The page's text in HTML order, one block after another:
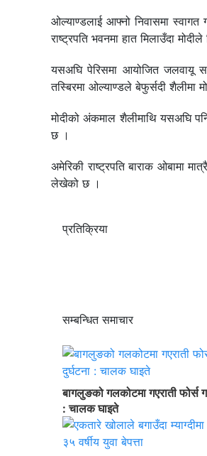
ओल्याण्डलाई आफ्नो निवासमा
राष्ट्रपति भवनमा हात मिलाउँदा
यसअघि पेरिसमा आयोजित जलवायू
तस्बिरमा ओल्याण्डले बेफुर्सदी शैलीमा
मोदीको अंकमाल शैलीमाथि यसअघि
छ ।
अमेरिकी राष्ट्रपति बाराक ओबामा
लेखेको छ ।
प्रतिक्रिया
सम्बन्धित समाचार
बागलुङको गलकोटमा गएराती फोर्स
: चालक घाइते